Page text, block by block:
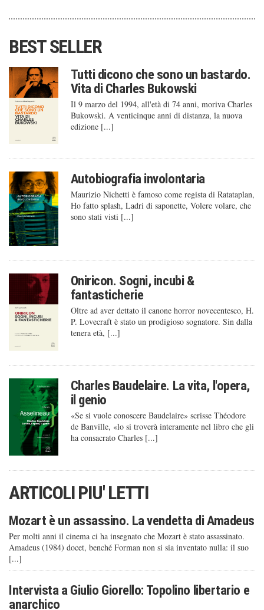
BEST SELLER
Tutti dicono che sono un bastardo.
Vita di Charles Bukowski
Il 9 marzo del 1994, all'età di 74 anni, moriva Charles
Bukowski. A venticinque anni di distanza, la nuova
edizione [...]
Autobiografia involontaria
Maurizio Nichetti è famoso come regista di Ratataplan,
Ho fatto splash, Ladri di saponette, Volere volare, che
sono stati visti [...]
Oniricon. Sogni, incubi &
fantasticherie
Oltre ad aver dettato il canone horror novecentesco, H.
P. Lovecraft è stato un prodigioso sognatore. Sin dalla
tenera età, [...]
Charles Baudelaire. La vita, l'opera,
il genio
«Se si vuole conoscere Baudelaire» scrisse Théodore
de Banville, «lo si troverà interamente nel libro che gli
ha consacrato Charles [...]
ARTICOLI PIU' LETTI
Mozart è un assassino. La vendetta di Amadeus
Per molti anni il cinema ci ha insegnato che Mozart è stato assassinato.
Amadeus (1984) docet, benché Forman non si sia inventato nulla: il suo
[...]
Intervista a Giulio Giorello: Topolino libertario e
anarchico